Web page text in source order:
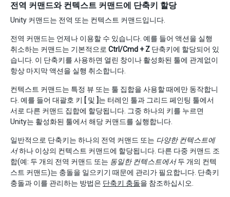
전역 커맨드와 컨텍스트 커맨드에 단축키 할당
Unity 커맨드는 전역 또는 컨텍스트 커맨드입니다.
전역 커맨드는 언제나 이용할 수 있습니다. 예를 들어 액션을 실행
취소하는 커맨드는 기본적으로 Ctrl/Cmd + Z 단축키에 할당되어 있
습니다. 이 단축키를 사용하면 열린 창이나 활성화된 툴에 관계없이
항상 마지막 액션을 실행 취소합니다.
컨텍스트 커맨드는 특정 뷰 또는 툴 집합을 사용할 때에만 동작합니
다. 예를 들어 대괄호 키 [ 및 ]는 터레인 툴과 그리드 페인팅 툴에서
서로 다른 커맨드 집합에 할당됩니다. 그중 하나의 키를 누르면
Unity는 활성화된 툴에서 해당 커맨드를 실행합니다.
일반적으로 단축키는 하나의 전역 커맨드 또는 다양한 컨텍스트에
서하나 이상의 컨텍스트 커맨드에 할당됩니다. 다른 다중 커맨드 조
합(예: 두 개의 전역 커맨드 또는 동일한 컨텍스트에서두 개의 컨텍
스트 커맨드)는 충돌을 일으키기 때문에 관리가 필요합니다. 단축키
충돌과 이를 관리하는 방법은 단축키 충돌을 참조하십시오.